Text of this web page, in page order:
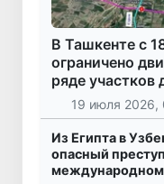
В Ташкенте с
ограничено
ряде участков
19 июля 2026,
Из Египта в
опасный
международном